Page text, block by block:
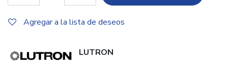
Agregar a la lista de deseos
LUTRON